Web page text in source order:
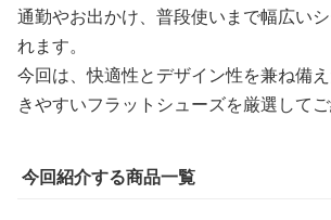
通勤やお出かけ、普段使いまで幅広い
れます。
今回は、快適性とデザイン性を兼ね備
きやすいフラットシューズを厳選してご
今回紹介する商品一覧